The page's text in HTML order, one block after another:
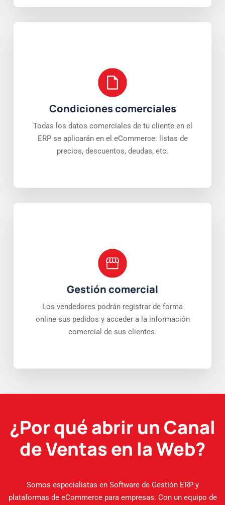
Condiciones comerciales
Todas los datos comerciales de tu cliente en el
ERP se aplicarán en el eCommerce: listas de
precios, descuentos, deudas, etc.
Gestión comercial
Los vendedores podrán registrar de forma
online sus pedidos y acceder a la información
comercial de sus clientes.
¿Por qué abrir un Canal
de Ventas en la Web?
Somos especialistas en Software de Gestión ERP y
plataformas de eCommerce para empresas. Con un equipo de